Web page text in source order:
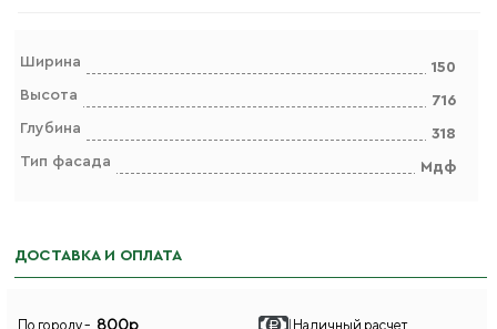
Ширина
150
Высота
716
Глубина
318
Тип фасада
Мдф
ДОСТАВКА И ОПЛАТА
По городу - 800р Наличный расчет